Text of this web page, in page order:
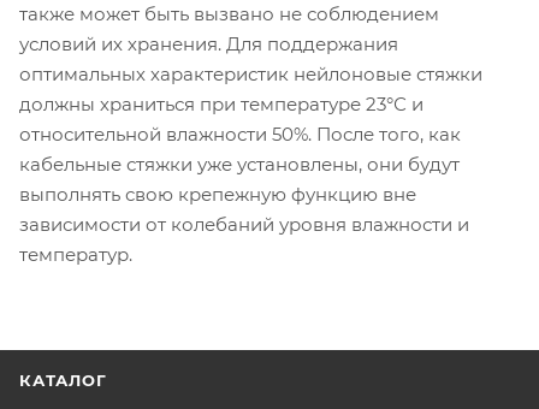
также может быть вызвано не соблюдением
условий их хранения. Для поддержания
оптимальных характеристик нейлоновые стяжки
должны храниться при температуре 23°С и
относительной влажности 50%. После того, как
кабельные стяжки уже установлены, они будут
выполнять свою крепежную функцию вне
зависимости от колебаний уровня влажности и
температур.
КАТАЛОГ